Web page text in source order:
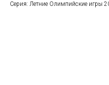
Серия: Летние Олимпийские игры